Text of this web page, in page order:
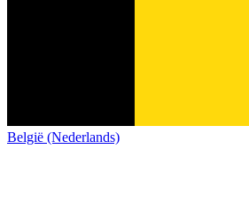
België (Nederlands)